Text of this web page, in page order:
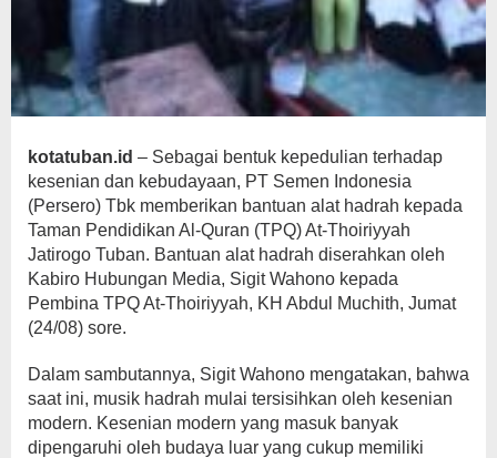
kotatuban.id – Sebagai bentuk kepedulian terhadap
kesenian dan kebudayaan, PT Semen Indonesia
(Persero) Tbk memberikan bantuan alat hadrah kepada
Taman Pendidikan Al-Quran (TPQ) At-Thoiriyyah
Jatirogo Tuban. Bantuan alat hadrah diserahkan oleh
Kabiro Hubungan Media, Sigit Wahono kepada
Pembina TPQ At-Thoiriyyah, KH Abdul Muchith, Jumat
(24/08) sore.
Dalam sambutannya, Sigit Wahono mengatakan, bahwa
saat ini, musik hadrah mulai tersisihkan oleh kesenian
modern. Kesenian modern yang masuk banyak
dipengaruhi oleh budaya luar yang cukup memiliki